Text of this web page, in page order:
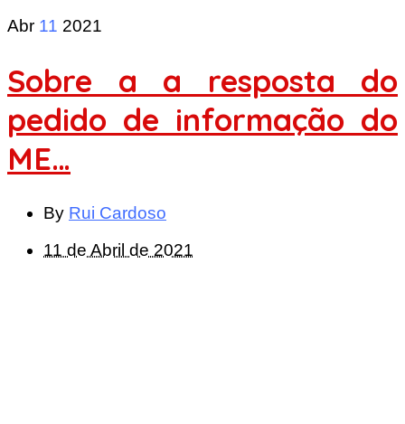
Abr 11 2021
Sobre a a resposta do
pedido de informação do
ME…
By Rui Cardoso
11 de Abril de 2021